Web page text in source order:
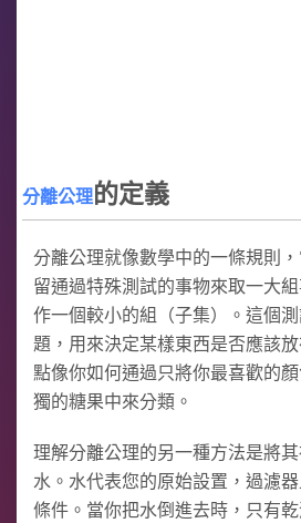
分離公理的定義
分離公理就像數學中的一條規則
留通過特殊測試的事物來取一大
作一個較小的組（子集）。這個
題，用來決定某樣東西是否應該
點像你如何通過只將你最喜歡的
獨的糖果中來分類。
理解分離公理的另一種方法是將
水。水代表您的原始設置，過濾
條件。當你把水倒進去時，只有